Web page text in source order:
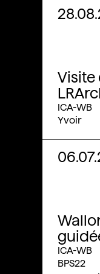
Visite
ICA-WB
Yvoir
ICA-WB
BPS22